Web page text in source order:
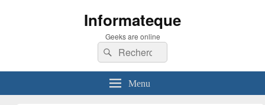
Informateque
Geeks are online
Recherche :
Rechercher
Menu